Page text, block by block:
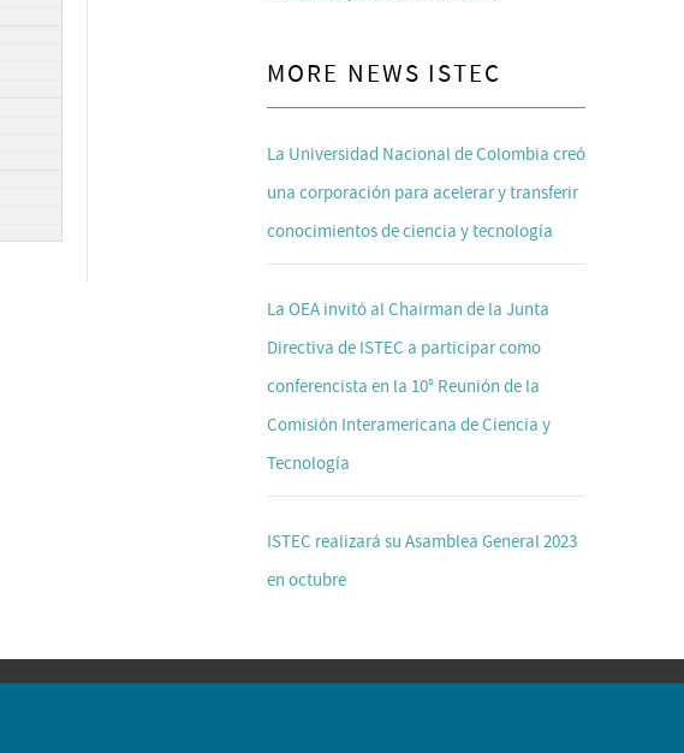
MORE NEWS ISTEC
La Universidad Nacional de Colombia creó
una corporación para acelerar y transferir
conocimientos de ciencia y tecnología
La OEA invitó al Chairman de la Junta
Directiva de ISTEC a participar como
conferencista en la 10° Reunión de la
Comisión Interamericana de Ciencia y
Tecnología
ISTEC realizará su Asamblea General 2023
en octubre